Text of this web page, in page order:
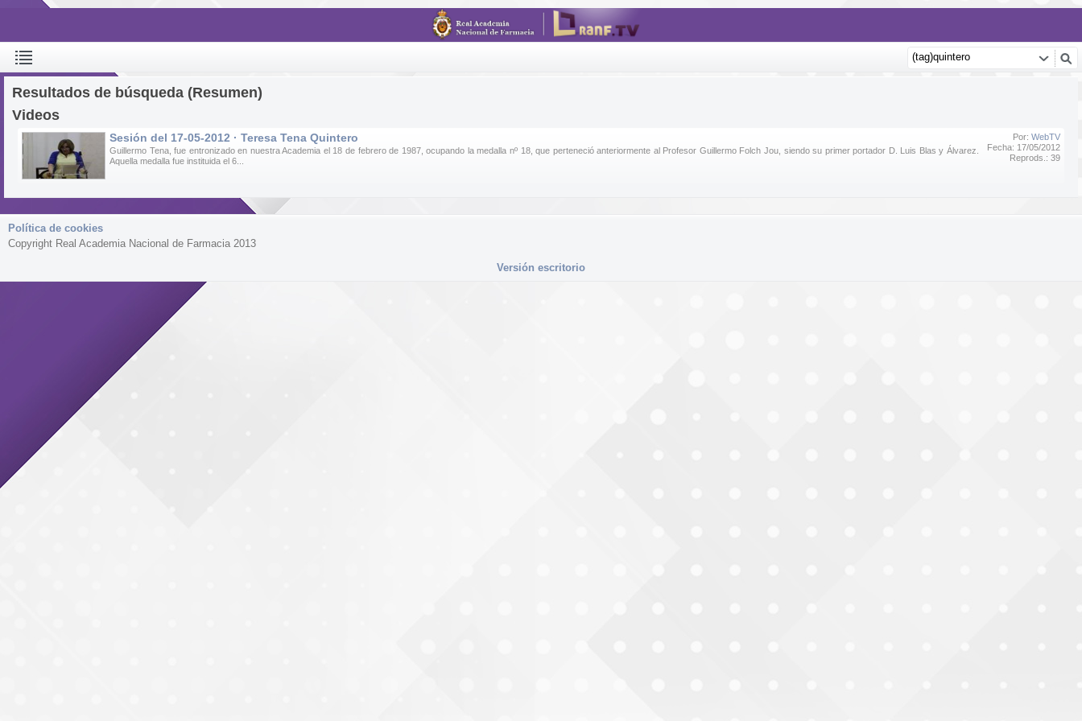
Resultados de búsqueda (Resumen)
Videos
Por: WebTV
Fecha: 17/05/2012
Reprods.: 39
Sesión del 17-05-2012 · Teresa Tena Quintero
Guillermo Tena, fue entronizado en nuestra Academia el 18 de febrero de 1987, ocupando la medalla nº 18, que perteneció anteriormente al Profesor Guillermo Folch Jou, siendo su primer portador D. Luis Blas y Álvarez.
Aquella medalla fue instituida el 6...
Política de cookies
Copyright Real Academia Nacional de Farmacia 2013
Versión escritorio